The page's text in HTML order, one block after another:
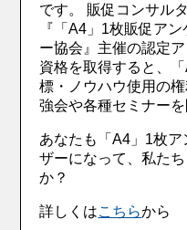
です。 販促コンサル
『「A4」1枚販促ア
ー協会』主催の認定
資格を取得すると、
標・ノウハウ使用の
強会や各種セミナー
あなたも「A4」1枚
ザーになって、私た
か？
詳しくはこちらから